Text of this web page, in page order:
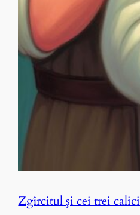
Zgîrcitul şi cei trei calici